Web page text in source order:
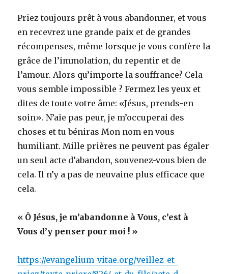
Priez toujours prêt à vous abandonner, et vous
en recevrez une grande paix et de grandes
récompenses, même lorsque je vous confère la
grâce de l’immolation, du repentir et de
l’amour. Alors qu’importe la souffrance? Cela
vous semble impossible ? Fermez les yeux et
dites de toute votre âme: «Jésus, prends-en
soin». N’aie pas peur, je m’occuperai des
choses et tu béniras Mon nom en vous
humiliant. Mille prières ne peuvent pas égaler
un seul acte d’abandon, souvenez-vous bien de
cela. Il n’y a pas de neuvaine plus efficace que
cela.
« Ô Jésus, je m’abandonne à Vous, c’est à
Vous d’y penser pour moi ! »
https://evangelium-vitae.org/veillez-et-